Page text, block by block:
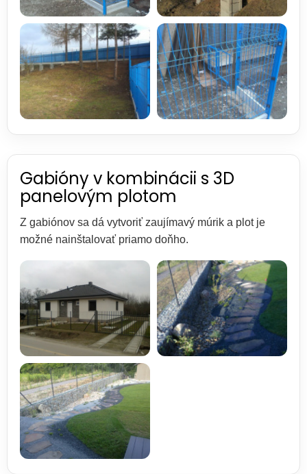
Gabióny v kombinácii s 3D
panelovým plotom
Z gabiónov sa dá vytvoriť zaujímavý múrik a plot je
možné nainštalovať priamo doňho.